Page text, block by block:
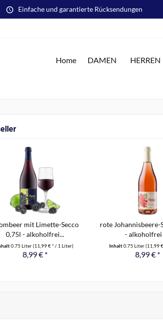
Einfache und garantierte Rücksendungen
Home DAMEN HERREN
mit Limette-Secco
0,75l - alkoholfrei...
0.75 Liter(11,99 € * / 1 Liter)
8,99 € *
rote Johannisbeere-
- alkoholfrei
Inhalt0.75 Liter(11,99
8,99 € *